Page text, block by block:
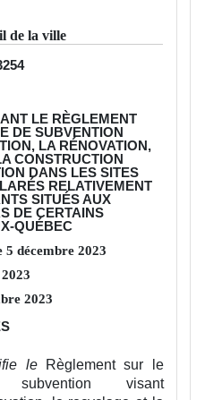
de la ville
LE RÈGLEMENT
DE SUBVENTION
LA RÉNOVATION,
CONSTRUCTION
DANS LES SITES
RELATIVEMENT
SITUÉS AUX
DE CERTAINS
QUÉBEC
5décembre2023
2023
2023
le
Règlement sur le
visant